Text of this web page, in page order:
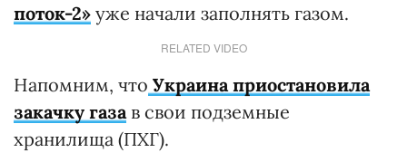
поток-2» уже начали заполнять газом.
RELATED VIDEO
Напомним, что Украина приостановила
закачку газав свои подземные
хранилища (ПХГ).